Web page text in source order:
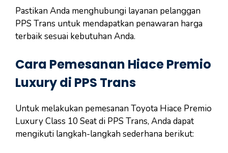
Pastikan Anda menghubungi layanan pelanggan
PPS Trans untuk mendapatkan penawaran harga
terbaik sesuai kebutuhan Anda.
Cara Pemesanan Hiace Premio
Luxury di PPS Trans
Untuk melakukan pemesanan Toyota Hiace Premio
Luxury Class 10 Seat di PPS Trans, Anda dapat
mengikuti langkah-langkah sederhana berikut: